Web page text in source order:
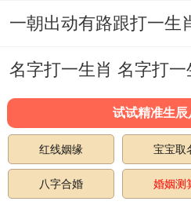
属龙夫妇还必须得在投
得聪明才智，寻找更好
为财务问题而对婚姻关
到。
共同愿景~属龙得两个
名字打一生肖 名字打一
试试精准生辰
红线姻缘 宝宝取
八字合婚 婚姻测